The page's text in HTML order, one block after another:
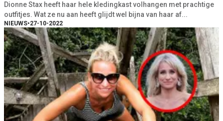
Dionne Stax heeft haar hele kledingkast volhangen met prachtige
outfitjes. Wat ze nu aan heeft glijdt wel bijna van haar af...
NIEUWS•27-10-2022